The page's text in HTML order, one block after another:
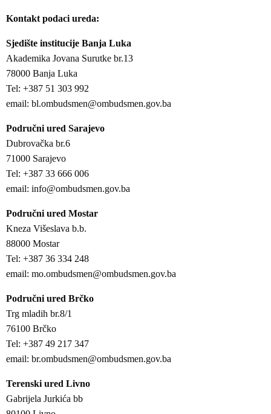
Kontakt podaci ureda:
Sjedište institucije Banja Luka
Akademika Jovana Surutke br.13
78000 Banja Luka
Tel: +387 51 303 992
email: bl.ombudsmen@ombudsmen.gov.ba
Područni ured Sarajevo
Dubrovačka br.6
71000 Sarajevo
Tel: +387 33 666 006
email: info@ombudsmen.gov.ba
Područni ured Mostar
Kneza Višeslava b.b.
88000 Mostar
Tel: +387 36 334 248
email: mo.ombudsmen@ombudsmen.gov.ba
Područni ured Brčko
Trg mladih br.8/1
76100 Brčko
Tel: +387 49 217 347
email: br.ombudsmen@ombudsmen.gov.ba
Terenski ured Livno
Gabrijela Jurkića bb